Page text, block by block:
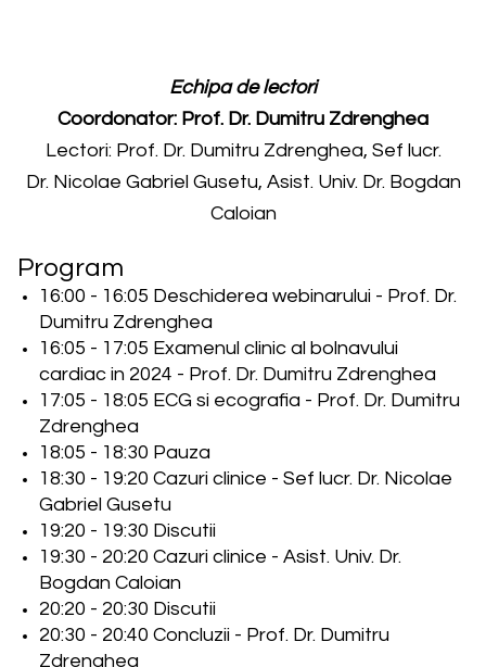
Echipa de lectori
Coordonator: Prof. Dr. Dumitru Zdrenghea
Lectori: Prof. Dr. Dumitru Zdrenghea, Sef lucr.
Dr. Nicolae Gabriel Gusetu, Asist. Univ. Dr. Bogdan
Caloian
Program
16:00 - 16:05 Deschiderea webinarului - Prof. Dr.
Dumitru Zdrenghea
16:05 - 17:05 Examenul clinic al bolnavului
cardiac in 2024 - Prof. Dr. Dumitru Zdrenghea
17:05 - 18:05 ECG si ecografia - Prof. Dr. Dumitru
Zdrenghea
18:05 - 18:30 Pauza
18:30 - 19:20 Cazuri clinice - Sef lucr. Dr. Nicolae
Gabriel Gusetu
19:20 - 19:30 Discutii
19:30 - 20:20 Cazuri clinice - Asist. Univ. Dr.
Bogdan Caloian
20:20 - 20:30 Discutii
20:30 - 20:40 Concluzii - Prof. Dr. Dumitru
Zdrenghea